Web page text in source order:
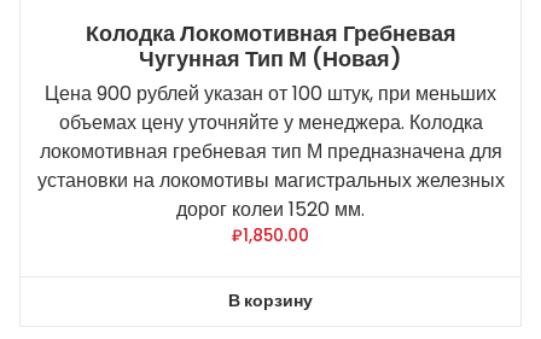
Колодка Локомотивная Гребневая
Чугунная Тип М (новая)
Цена 900 рублей указан от 100 штук, при меньших
объемах цену уточняйте у менеджера. Колодка
локомотивная гребневая тип М предназначена для
установки на локомотивы магистральных железных
дорог колеи 1520 мм.
₽1,850.00
В корзину